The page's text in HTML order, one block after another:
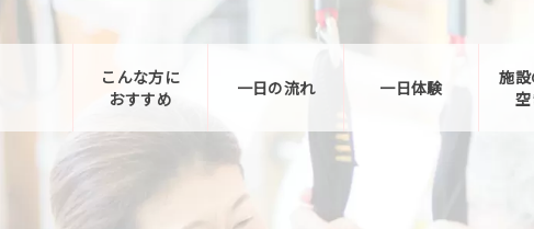
こんな方に
おすすめ
一日の流れ 一日体験
施
お問い合わせ